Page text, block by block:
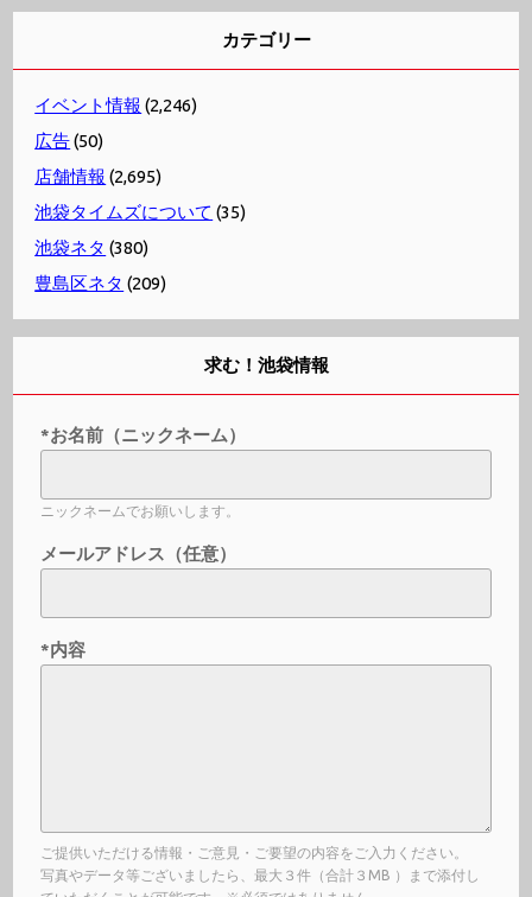
カテゴリー
イベント情報 (2,246)
広告(50)
店舗情報 (2,695)
池袋タイムズについて (35)
池袋ネタ (380)
豊島区ネタ (209)
求む！池袋情報
*お名前（ニックネーム）
ニックネームでお願いします。
メールアドレス（任意）
*内容
ご提供いただける情報・ご意見・ご要望の内容をご入力ください。
写真やデータ等ございましたら、最大３件（合計３MB ）まで添付し